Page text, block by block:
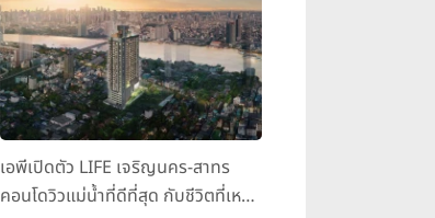
เอพีเปิดตัว LIFE เจริญนคร-สาทร
คอนโดวิวแม่น้ำที่ดีที่สุด กับชีวิตที่เหนือ